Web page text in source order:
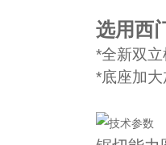
选用西
*全新双立
*底座加大